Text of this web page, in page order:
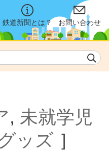
鉄道新聞とは？ お問い合わせ
, 未就学児
ッズ］